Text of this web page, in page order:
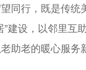
同行，既是传统
建设，以邻里互
助老的暖心服务